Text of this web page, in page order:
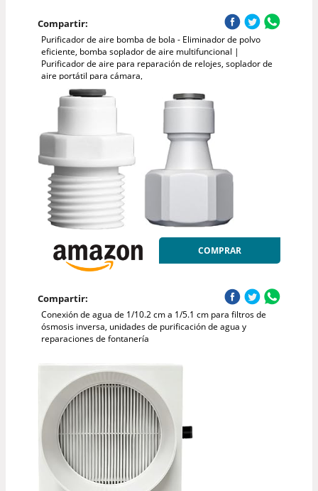
Compartir:
Purificador de aire bomba de bola - Eliminador de polvo
eficiente, bomba soplador de aire multifuncional |
Purificador de aire para reparación de relojes, soplador de
aire portátil para cámara,
COMPRAR
Compartir:
Conexión de agua de 1/10.2 cm a 1/5.1 cm para filtros de
ósmosis inversa, unidades de purificación de agua y
reparaciones de fontanería